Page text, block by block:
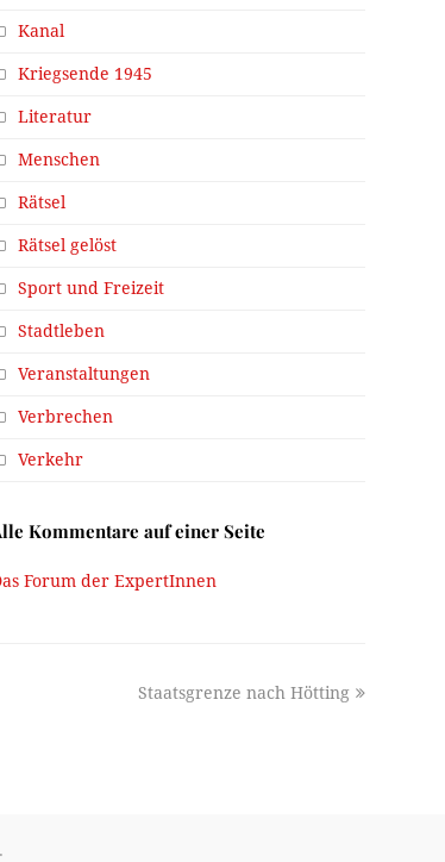
Kanal
Kriegsende 1945
Literatur
Menschen
Rätsel
Rätsel gelöst
Sport und Freizeit
Stadtleben
Veranstaltungen
Verbrechen
Verkehr
Kommentare auf einer Seite
Forum der ExpertInnen
next
Staatsgrenze nach Hötting